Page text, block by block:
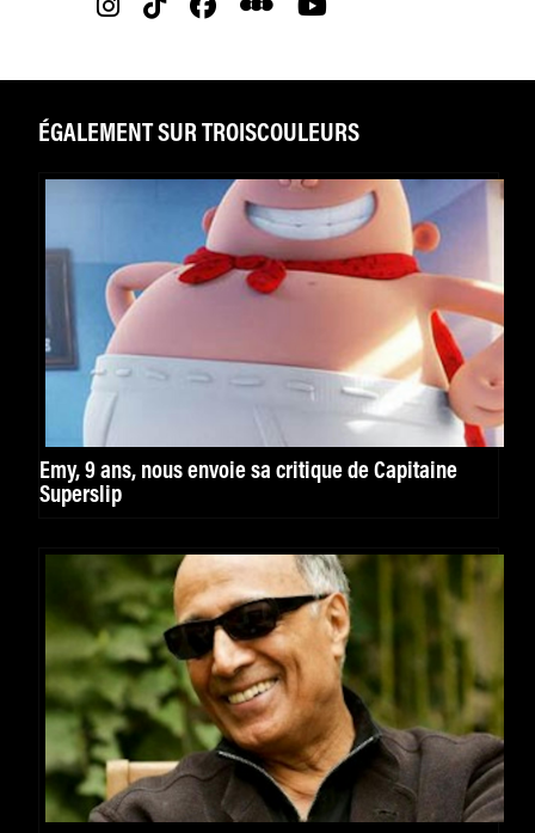
ÉGALEMENT SUR TROISCOULEURS
Emy, 9 ans, nous envoie sa critique de Capitaine
Superslip